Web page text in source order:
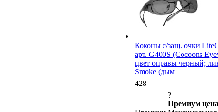
Коконы c/защ. очки
арт. G400S (Cocoons
цвет оправы черный;
Smoke (дым
428
?
Премиум